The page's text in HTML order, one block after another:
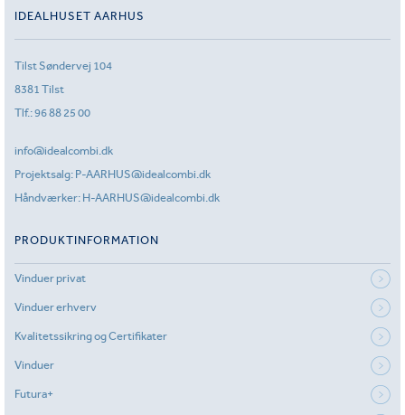
IDEALHUSET AARHUS
Tilst Søndervej 104
8381 Tilst
Tlf.:96 88 25 00
info@idealcombi.dk
Projektsalg: P-AARHUS@idealcombi.dk
Håndværker: H-AARHUS@idealcombi.dk
PRODUKTINFORMATION
Vinduer privat
Vinduer erhverv
Kvalitetssikring og Certifikater
Vinduer
Futura+